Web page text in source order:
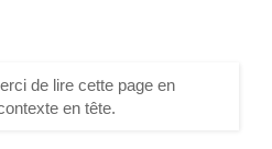
de lire cette page en
en tête.